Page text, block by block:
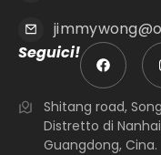
Seguici!
Shitang road,
Distretto di
Guangdong, Cina.